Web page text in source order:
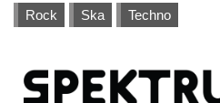
Rock
Ska Techno